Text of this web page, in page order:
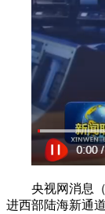
央视网消息
进西部陆海新通